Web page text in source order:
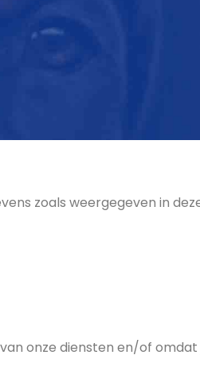
zoals weergegeven in
onze diensten en/of